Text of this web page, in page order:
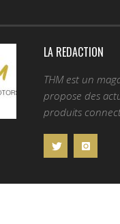
LA REDACTION
THM est un
propose des
produits